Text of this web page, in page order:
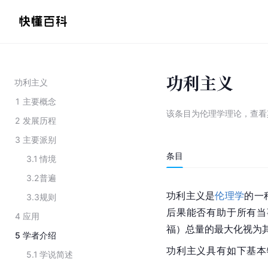
功利主义
1 主要概念
2 发展历程
3 主要派别
3.1 情境
3.2普遍
3.3规则
4 应用
5 学者介绍
5.1 学说简述
功利主义
该条目为伦理学理论 ， 查看
条目
功利主义是伦理学的一
后果能否有助于所有
福）总量的最大化视为
功利主义具有如下基